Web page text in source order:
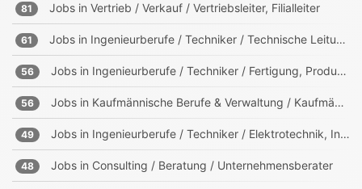
81 Jobs in Vertrieb / Verkauf / Vertriebsleiter, Filialleiter
61 Jobs in Ingenieurberufe / Techniker / Technische Leitung, Projektleitung
56 Jobs in Ingenieurberufe / Techniker / Fertigung, Produktion
56 Jobs in Kaufmännische Berufe & Verwaltung / Kaufmännischer Leiter
49 Jobs in Ingenieurberufe / Techniker / Elektrotechnik, Informationstechnik, Mechatronik
48 Jobs in Consulting / Beratung / Unternehmensberater